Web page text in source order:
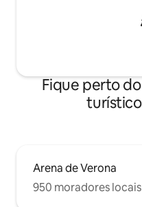
Fique perto
Arena de Verona
950 moradores